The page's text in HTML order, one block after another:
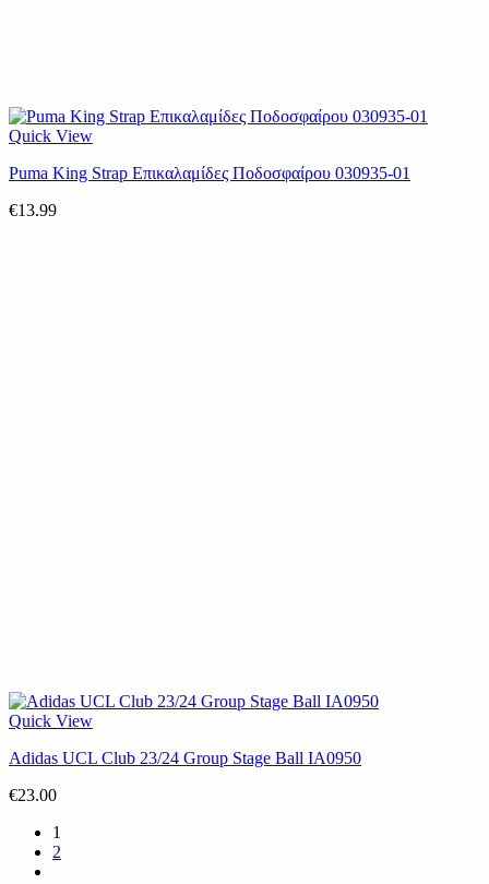
Quick View
Puma King Strap Επικαλαμίδες Ποδοσφαίρου 030935-01
€13.99
Quick View
Adidas UCL Club 23/24 Group Stage Ball IA0950
€23.00
1
2